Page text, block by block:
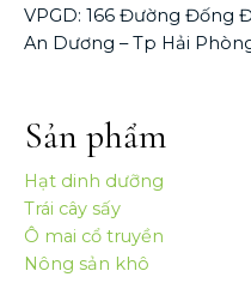
VPGD: 166 Đường Đống
An Dương – Tp Hải
Sản phẩm
Hạt dinh dưỡng
Trái cây sấy
Ô mai cổ truyền
Nông sản khô